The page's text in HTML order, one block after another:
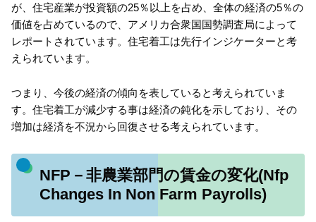
が、住宅産業が投資額の25％以上を占め、全体の経済の5％の
価値を占めているので、アメリカ合衆国国勢調査局によって
レポートされています。住宅着工は先行インジケーターと考
えられています。
つまり、今後の経済の傾向を表していると考えられていま
す。住宅着工が減少する事は経済の鈍化を示しており、その
増加は経済を不況から回復させる考えられています。
NFP－非農業部門の賃金の変化(Nfp
Changes In Non Farm Payrolls)